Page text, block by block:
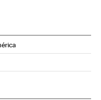
Instagram
en Facebook